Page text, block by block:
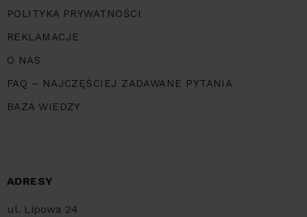
POLITYKA PRYWATNOŚCI
REKLAMACJE
O NAS
FAQ – NAJCZĘŚCIEJ ZADAWANE PYTANIA
BAZA WIEDZY
ADRESY
ul. Lipowa 24